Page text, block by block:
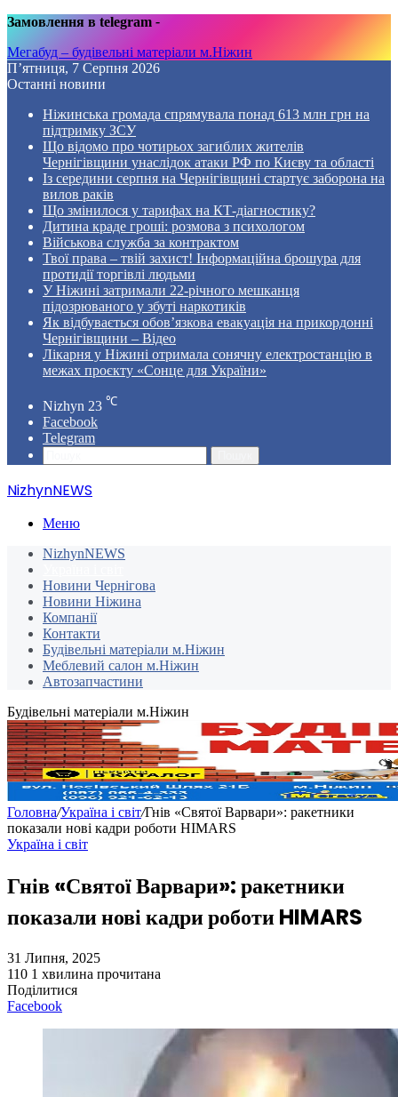
Замовлення в telegram -
Мегабуд – будівельні матеріали м.Ніжин
П’ятниця, 7 Серпня 2026
Останні новини
Ніжинська громада спрямувала понад 613 млн грн на
підтримку ЗСУ
Що відомо про чотирьох загиблих жителів
Чернігівщини унаслідок атаки РФ по Києву та області
Із середини серпня на Чернігівщині стартує заборона на
вилов раків
Що змінилося у тарифах на КТ-діагностику?
Дитина краде гроші: розмова з психологом
Військова служба за контрактом
Твої права – твій захист! Інформаційна брошура для
протидії торгівлі людьми
У Ніжині затримали 22-річного мешканця
підозрюваного у збуті наркотиків
Як відбувається обов’язкова евакуація на прикордонні
Чернігівщини – Відео
Лікарня у Ніжині отримала сонячну електростанцію в
межах проєкту «Сонце для України»
Nizhyn 23 ℃
Facebook
Telegram
NizhynNEWS
Меню
NizhynNEWS
Новини Чернігова
Новини Ніжина
Компанії
Контакти
Будівельні матеріали м.Ніжин
Меблевий салон м.Ніжин
Автозапчастини
Будівельні матеріали м.Ніжин
Головна/Україна і світ/Гнів «Святої Варвари»: ракетники
показали нові кадри роботи HIMARS
Україна і світ
Гнів «Святої Варвари»: ракетники
показали нові кадри роботи HIMARS
31 Липня, 2025
110 1 хвилина прочитана
Поділитися
Facebook